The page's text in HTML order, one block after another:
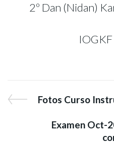
2º Dan (Nidan)
IOGKF
Fotos Curso
Examen Oct-